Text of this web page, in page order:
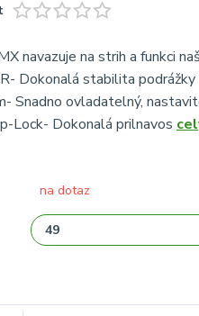
navazuje na strih a funkci
Dokonalá stabilita podrážky
Snadno ovladatelný,
Lock- Dokonalá prilnavos
na dotaz